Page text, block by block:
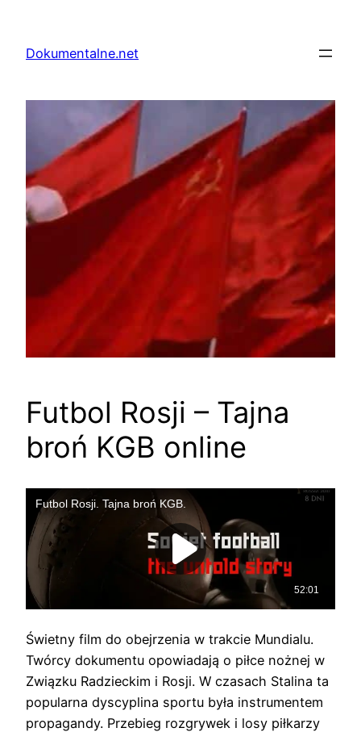
treściDokumentalne.net
Futbol Rosji – Tajna
broń KGB online
Świetny film do obejrzenia w trakcie Mundialu.
Twórcy dokumentu opowiadają o piłce nożnej w
Związku Radzieckim i Rosji. W czasach Stalina ta
popularna dyscyplina sportu była instrumentem
propagandy. Przebieg rozgrywek i losy piłkarzy